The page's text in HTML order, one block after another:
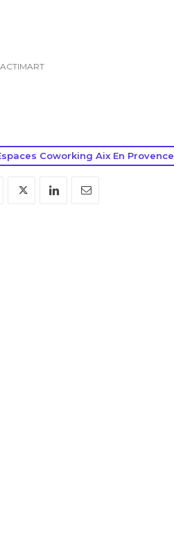
ACTIMART
Coworking Aix En Provence